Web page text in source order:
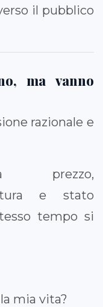
il pubblico
ma vanno
razionale e
prezzo,
e stato
tempo si
mia vita?